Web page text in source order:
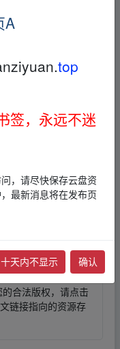
享发布的网盘链接
源，其版权归版权方
，本站无法操作相
合法版权，请点击
链接指向的资源存
A
top
签，永远不迷
，请尽快保存云盘资
最新消息将在发布页
十天内不显示 确认